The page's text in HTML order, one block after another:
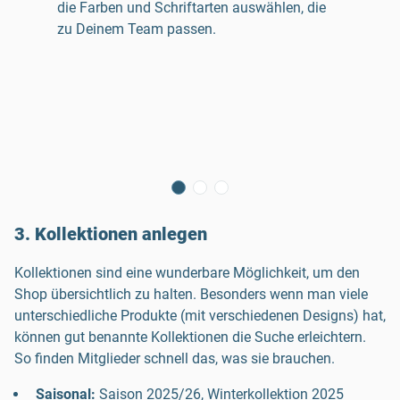
die Farben und Schriftarten auswählen, die
zu Deinem Team passen.
3. Kollektionen anlegen
Kollektionen sind eine wunderbare Möglichkeit, um den
Shop übersichtlich zu halten. Besonders wenn man viele
unterschiedliche Produkte (mit verschiedenen Designs) hat,
können gut benannte Kollektionen die Suche erleichtern.
So finden Mitglieder schnell das, was sie brauchen.
Saisonal: Saison 2025/26, Winterkollektion 2025